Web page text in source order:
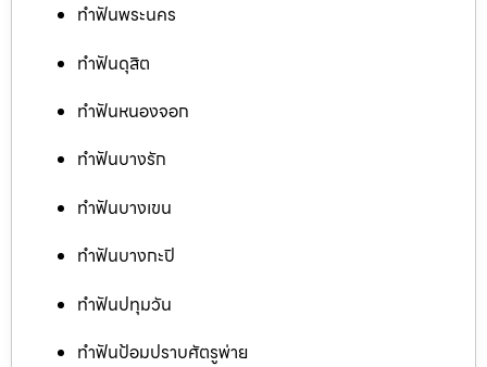
ทำฟันพระนคร
ทำฟันดุสิต
ทำฟันหนองจอก
ทำฟันบางรัก
ทำฟันบางเขน
ทำฟันบางกะปิ
ทำฟันปทุมวัน
ทำฟันป้อมปราบศัตรูพ่าย